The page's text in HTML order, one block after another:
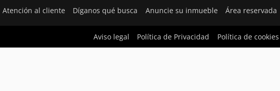
Atención al cliente Díganos qué busca Anuncie su inmueble Área reservada
Aviso legal Política de Privacidad Política de cookies